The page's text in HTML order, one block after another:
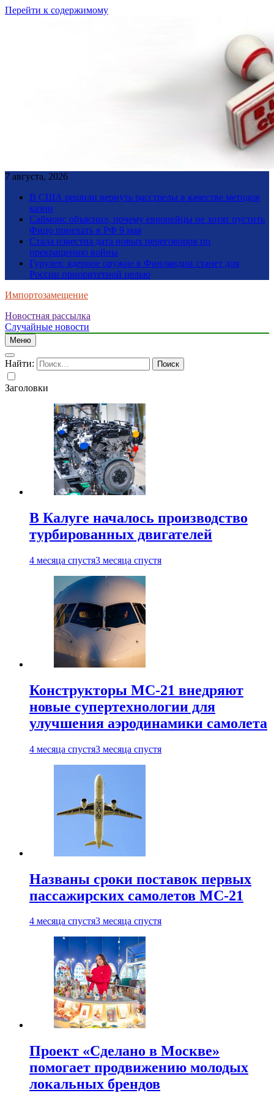
Перейти к содержимому
7 августа, 2026
В США решили вернуть расстрелы в качестве методов
казни
Саймонс объяснил, почему европейцы не хотят пустить
Фицо приехать в РФ 9 мая
Стала известна дата новых переговоров по
прекращению войны
Гурулев: ядерное оружие в Финляндии станет для
России приоритетной целью
Импортозамещение
Новостная рассылка
Случайные новости
Меню
Найти:
Заголовки
В Калуге началось производство
турбированных двигателей
4 месяца спустя3 месяца спустя
Конструкторы МС-21 внедряют
новые супертехнологии для
улучшения аэродинамики самолета
4 месяца спустя3 месяца спустя
Названы сроки поставок первых
пассажирских самолетов МС-21
4 месяца спустя3 месяца спустя
Проект «Сделано в Москве»
помогает продвижению молодых
локальных брендов